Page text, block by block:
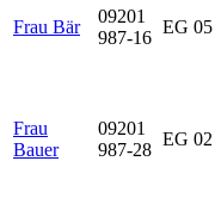
Frau Bär
09201
987-16
EG 05
Frau
Bauer
09201
987-28
EG 02